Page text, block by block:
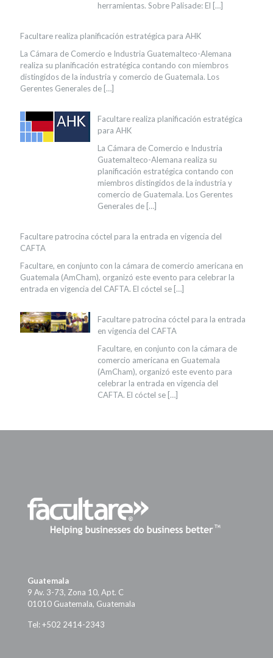
herramientas. Sobre Palisade: El […]
Facultare realiza planificación estratégica para AHK
La Cámara de Comercio e Industria Guatemalteco-Alemana
realiza su planificación estratégica contando con miembros
distingidos de la industria y comercio de Guatemala. Los
Gerentes Generales de […]
Facultare realiza planificación estratégica
para AHK
La Cámara de Comercio e Industria
Guatemalteco-Alemana realiza su
planificación estratégica contando con
miembros distingidos de la industria y
comercio de Guatemala. Los Gerentes
Generales de[…]
Facultare patrocina cóctel para la entrada en vigencia del
CAFTA
Facultare, en conjunto con la cámara de comercio americana en
Guatemala (AmCham), organizó este evento para celebrar la
entrada en vigencia del CAFTA. El cóctel se […]
Facultare patrocina cóctel para la entrada
en vigencia del CAFTA
Facultare, en conjunto con la cámara de
comercio americana en Guatemala
(AmCham), organizó este evento para
celebrar la entrada en vigencia del
CAFTA. El cóctel se[…]
Guatemala
9 Av. 3-73, Zona 10, Apt. C
01010 Guatemala, Guatemala
Tel: +502 2414-2343